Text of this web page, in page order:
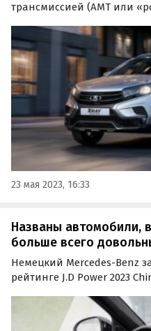
трансмиссией (АМТ или
сообщают «Автоновости
дефицитом актуаторов
23 мая 2023, 16:33
Названы автомобили,
больше всего
Немецкий Mercedes-Benz
рейтинге J.D Power 2023
владельцев
типами новых и